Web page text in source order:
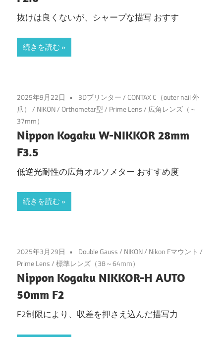
抜けは良くないが、シャープな描写 おすす
続きを読む
2025年9月22日 3Dプリンター/ CONTAX C（outer nail 外
爪） / NIKON/Orthometar型/ Prime Lens/ 広角レンズ（～
37mm）
Nippon Kogaku W-NIKKOR 28mm
F3.5
低逆光耐性の広角オルソメター おすすめ度
続きを読む
2025年3月29日 Double Gauss/ NIKON/ Nikon Fマウント /
Prime Lens/標準レンズ（38～64mm）
Nippon Kogaku NIKKOR-H AUTO
50mm F2
F2制限により、収差を押さえ込んだ描写力